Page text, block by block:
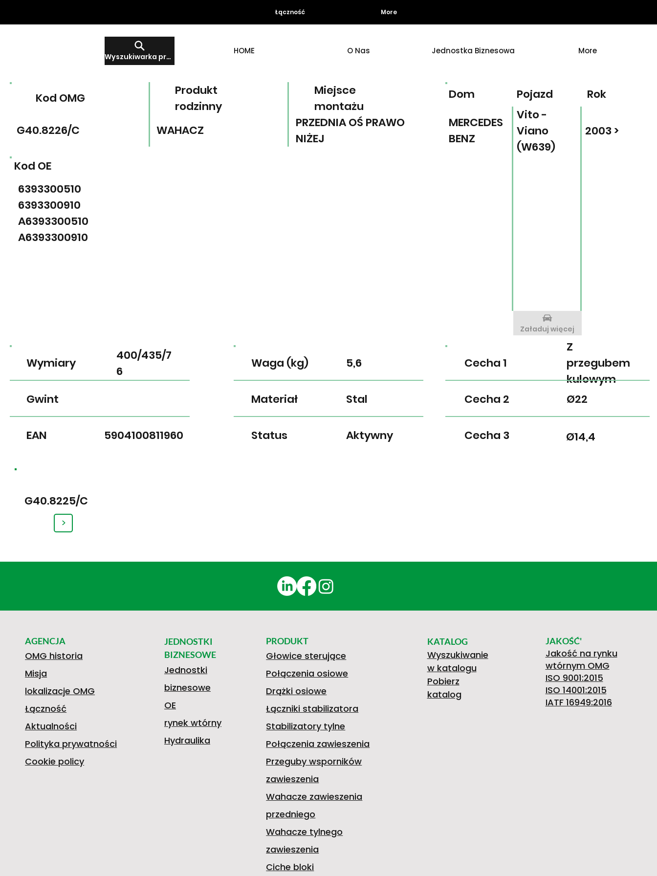
HOME O Nas Jednostka Biznesowa More
Wyszukiwarka produktów
G40.8225/C
>
Łączność More
EAN
Gwint
Wymiary
5904100811960
400/435/7
6
Waga (kg)
Materiał
Status
5,6
Stal
Aktywny
Cecha 1
Cecha 2
Cecha 3
Z
przegubem
kulowym
Ø22
Ø14,4
Miejsce
montażu
Produkt
rodzinny
Kod OMG
PRZEDNIA OŚ PRAWO
NIŻEJ
WAHACZ
G40.8226/C
Kod OE
6393300510
6393300910
A6393300510
A6393300910
Pojazd Rok
Dom
MERCEDES
BENZ
Vito -
Viano
(W639)
2003 >
Załaduj więcej
JEDNOSTKI
BIZNESOWE
Jednostki
biznesowe
OE
rynek wtórny
Hydraulika
PRODUKT
Głowice sterujące
Połączenia osiowe
Drążki osiowe
Łączniki stabilizatora
Stabilizatory tylne
Połączenia zawieszenia
Przeguby wsporników
zawieszenia
Wahacze zawieszenia
przedniego
Wahacze tylnego
zawieszenia
Ciche bloki
KATALOG
Wyszukiwanie
w katalogu
Pobierz
katalog
JAKOŚĆ'
Jakość na rynku
wtórnym OMG
ISO 9001:2015
ISO 14001:2015
IATF 16949:2016
AGENCJA
OMG historia
Misja
lokalizacje OMG
Łączność
Aktualności
Polityka prywatności
Cookie policy